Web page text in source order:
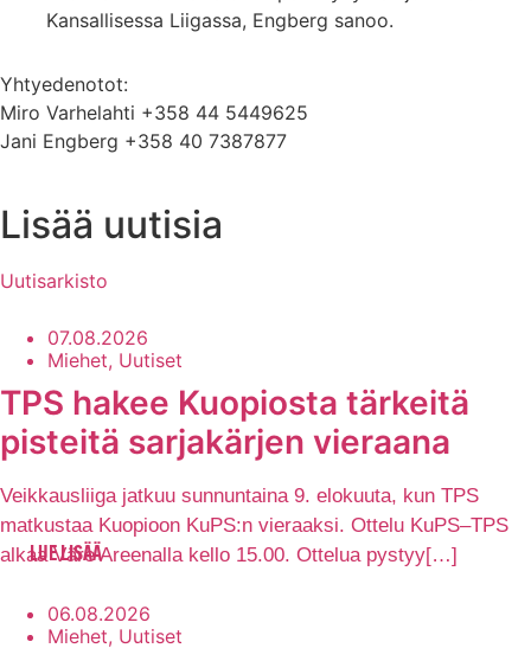
Kansallisessa Liigassa, Engberg sanoo.
Yhtyedenotot:
Miro Varhelahti +358 44 5449625
Jani Engberg +358 40 7387877
Lisää uutisia
Uutisarkisto
07.08.2026
Miehet, Uutiset
TPS hakee Kuopiosta tärkeitä
pisteitä sarjakärjen vieraana
Veikkausliiga jatkuu sunnuntaina 9. elokuuta, kun TPS
matkustaa Kuopioon KuPS:n vieraaksi. Ottelu KuPS–TPS
alkaa Väre Areenalla kello 15.00. Ottelua pystyy[…]
LUE LISÄÄ
06.08.2026
Miehet, Uutiset